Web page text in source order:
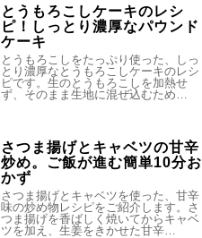
とうもろこしケーキのレシ
ピ！しっとり濃厚なパウンド
ケーキ
とうもろこしをたっぷり使った、しっ
とり濃厚なとうもろこしケーキのレシ
ピです。生のとうもろこしを加熱せ
ず、そのまま生地に混ぜ込むため…
さつま揚げとキャベツの甘辛
炒め。ご飯が進む簡単10分お
かず
さつま揚げとキャベツを使った、甘辛
味の炒め物レシピをご紹介します。さ
つま揚げを香ばしく焼いてからキャベ
ツを加え、生姜をきかせた甘辛…